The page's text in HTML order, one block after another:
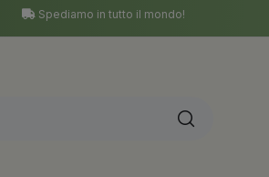
Spediamo in tutto il mondo!